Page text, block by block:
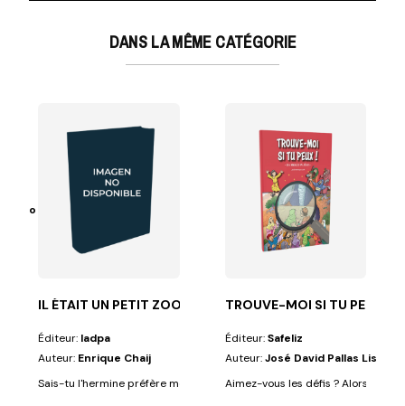
DANS LA MÊME CATÉGORIE
soin de leur...
Ramos
jamais rêvé de voyager dans le temps ? Les...
IL ÉTAIT UN PETIT ZOO
Éditeur: Iadpa
Auteur: Enrique Chaij
Sais-tu l'hermine préfère mourir plutôt que de se salir et que les singes
TROUVE-MOI SI TU PEUX ! —
Éditeur:Safeliz
Auteur:José David Pallas Lista
Aimez-vous les défis ? Alors ce